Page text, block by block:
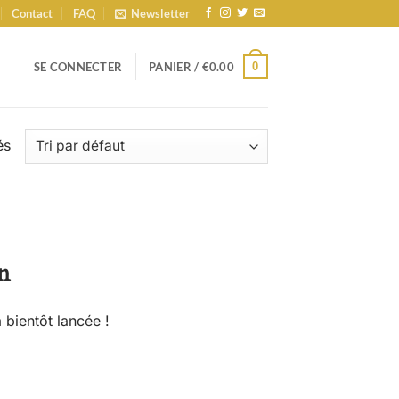
Contact FAQ Newsletter
SE CONNECTER PANIER / €0.00 0
bientôt lancée !